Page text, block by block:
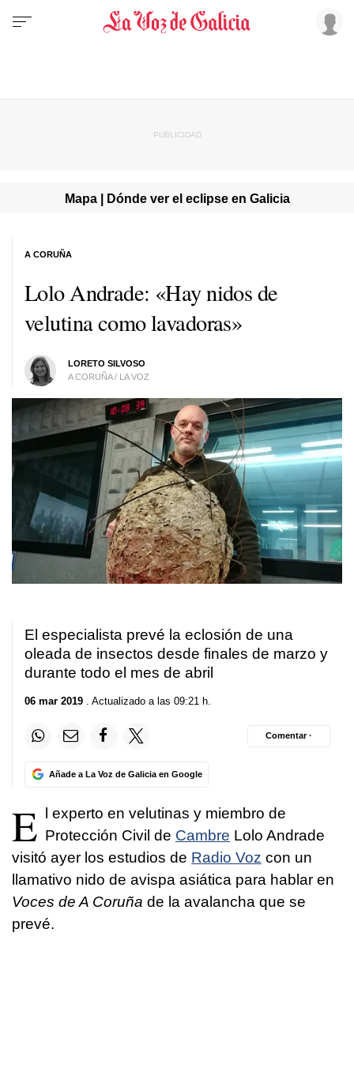
Mapa | Dónde ver el eclipse en Galicia
Lolo Andrade: «Hay nidos de
velutina como lavadoras»
LORETO SILVOSO
A CORUÑA / LA VOZ
A CORUÑA
El especialista prevé la eclosión de una
oleada de insectos desde finales de marzo y
durante todo el mes de abril
06 mar 2019 . Actualizado a las 09:21 h.
Añade a La Voz de Galicia en Google
Comentar ·
E l experto en velutinas y miembro de
Protección Civil de Cambre Lolo Andrade
visitó ayer los estudios de Radio Voz con un
llamativo nido de avispa asiática para hablar en
Voces de A Coruña de la avalancha que se
prevé.